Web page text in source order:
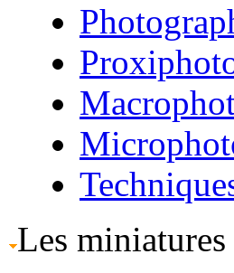
Les miniatures